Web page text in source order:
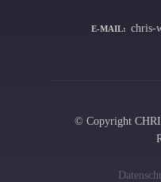
E-MAIL: chris-
© Copyright